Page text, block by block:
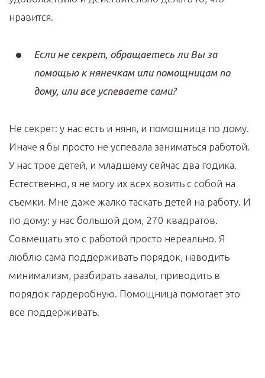
нравится.
Если не секрет, обращаетесь ли Вы за
помощью к нянечкам или помощницам по
дому, или все успеваете сами?
Не секрет: у нас есть и няня, и помощница по дому.
Иначе я бы просто не успевала заниматься работой.
У нас трое детей, и младшему сейчас два годика.
Естественно, я не могу их всех возить с собой на
съемки. Мне даже жалко таскать детей на работу. И
по дому: у нас большой дом, 270 квадратов.
Совмещать это с работой просто нереально. Я
люблю сама поддерживать порядок, наводить
минимализм, разбирать завалы, приводить в
порядок гардеробную. Помощница помогает это
все поддерживать.